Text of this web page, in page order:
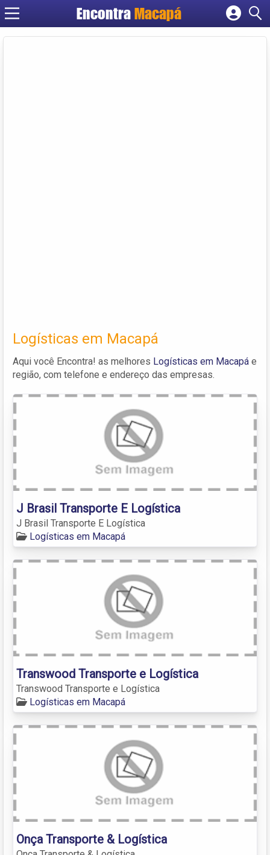
EncontraMacapá
Cadastrar empresa
Logísticas em Macapá
Aqui você Encontra! as melhores Logísticas em Macapá e
região, com telefone e endereço das empresas.
J Brasil Transporte E Logística
J Brasil Transporte E Logística
Logísticas em Macapá
Transwood Transporte e Logística
Transwood Transporte e Logística
Logísticas em Macapá
Onça Transporte & Logística